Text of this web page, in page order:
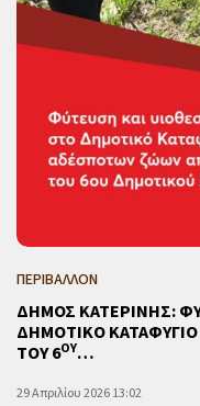
ΠΕΡΙΒΑΛΛΟΝ
ΔΗΜΟΣ ΚΑΤΕΡΙΝΗΣ:
ΔΗΜΟΤΙΚΟ
ΤΟΥ 6ΟΥ…
29 Απριλίου 2026 13:02